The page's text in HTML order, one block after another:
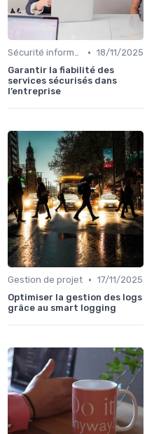
Sécurité informatique • 18/11/2025
Garantir la fiabilité des
services sécurisés dans
l’entreprise
Gestion de projet • 17/11/2025
Optimiser la gestion des logs
grâce au smart logging